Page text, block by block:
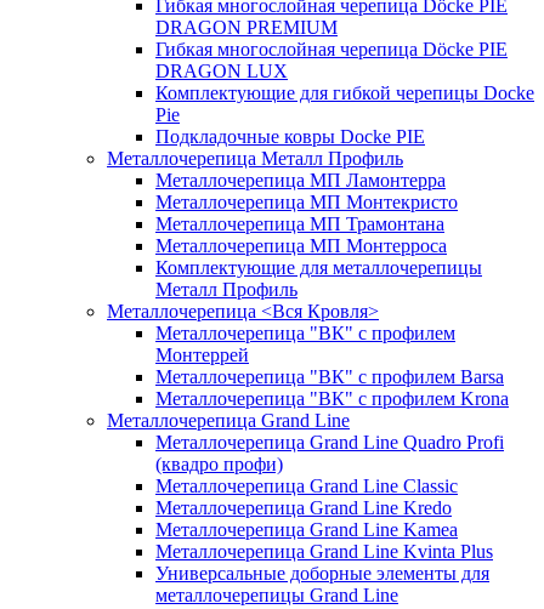
Гибкая многослойная черепица Döcke PIE
DRAGON PREMIUM
Гибкая многослойная черепица Döcke PIE
DRAGON LUX
Комплектующие для гибкой черепицы Docke
Pie
Подкладочные ковры Docke PIE
Металлочерепица Металл Профиль
Металлочерепица МП Ламонтерра
Металлочерепица МП Монтекристо
Металлочерепица МП Трамонтана
Металлочерепица МП Монтерроса
Комплектующие для металлочерепицы
Металл Профиль
Металлочерепица <Вся Кровля>
Металлочерепица "ВК" с профилем
Монтеррей
Металлочерепица "ВК" с профилем Barsa
Металлочерепица "ВК" с профилем Krona
Металлочерепица Grand Line
Металлочерепица Grand Line Quadro Profi
(квадро профи)
Металлочерепица Grand Line Classic
Металлочерепица Grand Line Kredo
Металлочерепица Grand Line Kamea
Металлочерепица Grand Line Kvinta Plus
Универсальные доборные элементы для
металлочерепицы Grand Line